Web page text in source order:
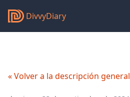
DivvyDiary
« Volver a la descripción general